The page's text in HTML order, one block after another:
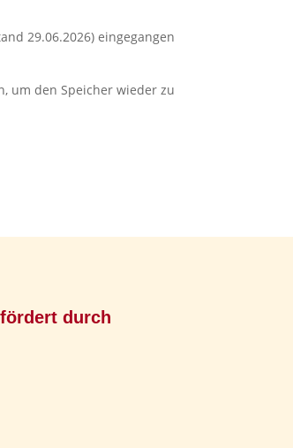
29.06.2026) eingegangen
um den Speicher wieder zu
durch